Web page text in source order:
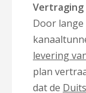
Vertraging
Door
levering
plan
dat de